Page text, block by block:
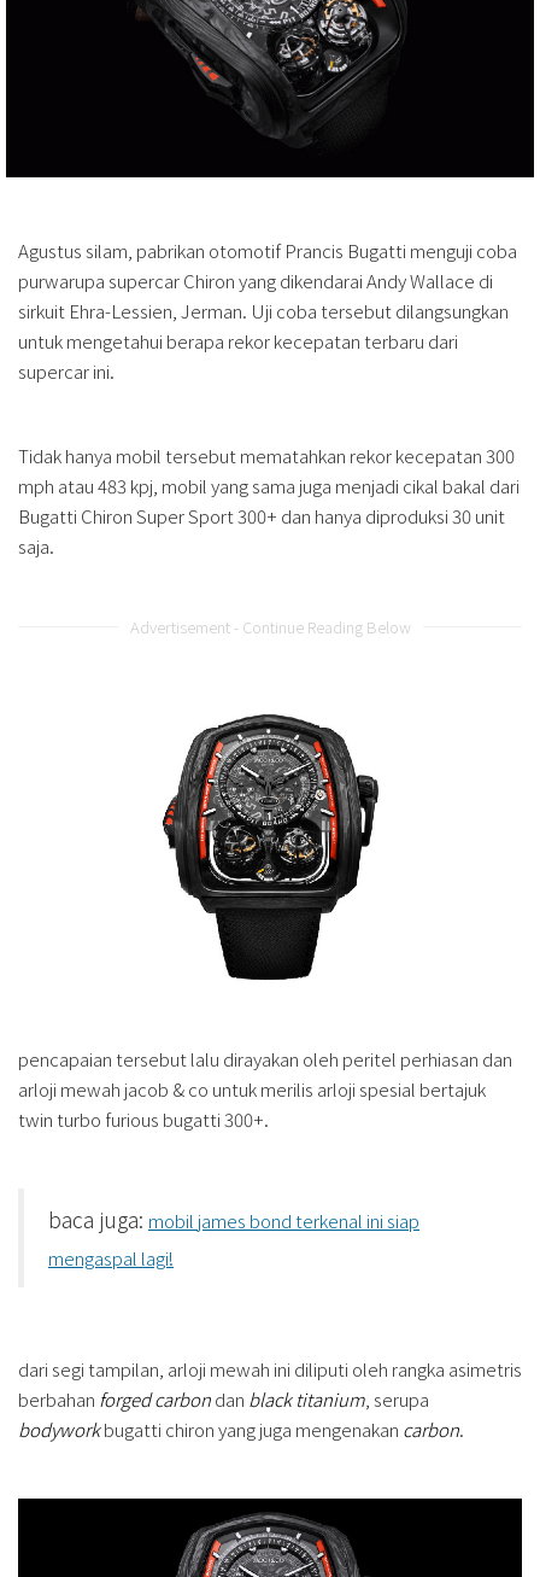
Agustus silam, pabrikan otomotif Prancis Bugatti menguji coba
purwarupa supercar Chiron yang dikendarai Andy Wallace di
sirkuit Ehra-Lessien, Jerman. Uji coba tersebut dilangsungkan
untuk mengetahui berapa rekor kecepatan terbaru dari
supercar ini.
Tidak hanya mobil tersebut mematahkan rekor kecepatan 300
mph atau 483 kpj, mobil yang sama juga menjadi cikal bakal dari
Bugatti Chiron Super Sport 300+ dan hanya diproduksi 30 unit
saja.
Advertisement - Continue Reading Below
pencapaian tersebut lalu dirayakan oleh peritel perhiasan dan
arloji mewah jacob & co untuk merilis arloji spesial bertajuk
twin turbo furious bugatti 300+.
baca juga: mobil james bond terkenal ini siap
mengaspal lagi!
dari segi tampilan, arloji mewah ini diliputi oleh rangka asimetris
berbahan forged carbondan black titanium, serupa
bodyworkbugatti chiron yang juga mengenakan carbon.